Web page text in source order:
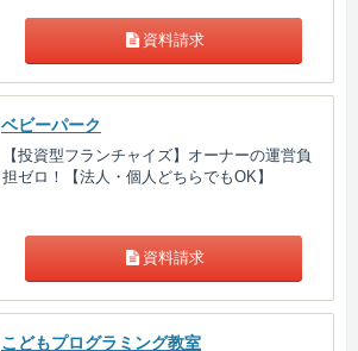
資料請求
ベビーパーク
【投資型フランチャイズ】オーナーの運営負
担ゼロ！【法人・個人どちらでもOK】
資料請求
こどもプログラミング教室